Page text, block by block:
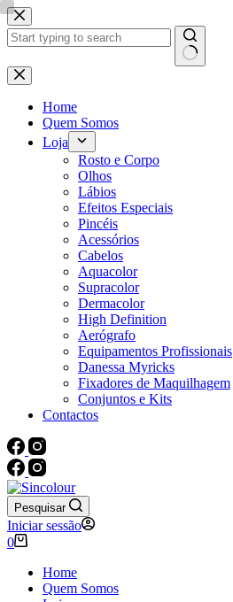
Pular
para
o
Sem
resultados
Home
Quem Somos
Loja
Rosto e Corpo
Olhos
Lábios
Efeitos Especiais
Pincéis
Acessórios
Cabelos
Aquacolor
Supracolor
Dermacolor
High Definition
Aerógrafo
Equipamentos Profissionais
Danessa Myricks
Fixadores de Maquilhagem
Conjuntos e Kits
Contactos
Pesquisar
Iniciar sessão
Carrinho
compras
0
Home
Quem Somos